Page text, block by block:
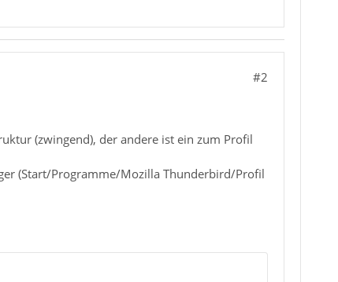
#2
(zwingend), der andere ist ein zum Profil
(Start/Programme/Mozilla Thunderbird/Profil